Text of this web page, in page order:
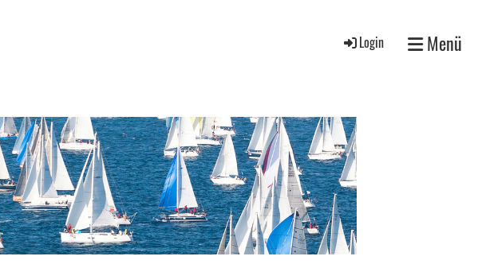
Login Menü